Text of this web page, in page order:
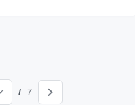
/ 7